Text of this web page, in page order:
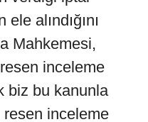
alındığını
Mahkemesi,
inceleme
biz bu kanunla
resen inceleme